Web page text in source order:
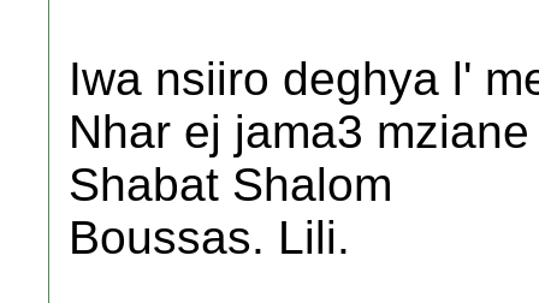
Iwa nsiiro deghya l'
Nhar ej jama3
Shabat Shalom
Boussas. Lili.